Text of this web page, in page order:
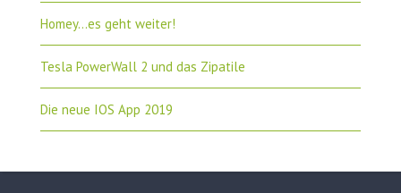
Homey…es geht weiter!
Tesla PowerWall 2 und das Zipatile
Die neue IOS App 2019